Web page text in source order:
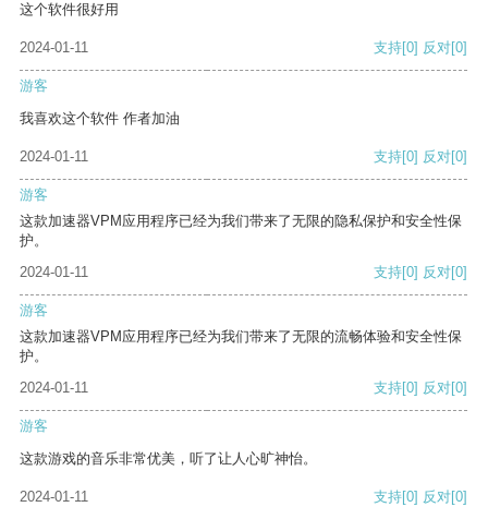
这个软件很好用
2024-01-11 支持[0] 反对[0]
游客
我喜欢这个软件 作者加油
2024-01-11 支持[0] 反对[0]
游客
这款加速器VPM应用程序已经为我们带来了无限的隐私保护和安全性保
护。
2024-01-11
支持[0] 反对[0]
游客
这款加速器VPM应用程序已经为我们带来了无限的流畅体验和安全性保
护。
2024-01-11
支持[0] 反对[0]
游客
这款游戏的音乐非常优美，听了让人心旷神怡。
2024-01-11 支持[0] 反对[0]